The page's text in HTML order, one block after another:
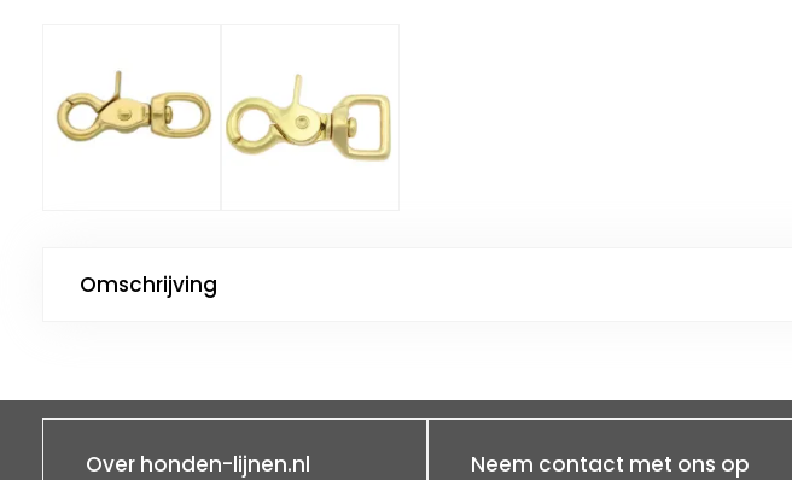
Omschrijving
Over honden-lijnen.nl Neem contact met ons op